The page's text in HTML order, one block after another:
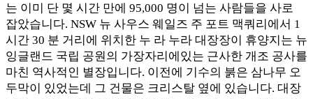
는 이미 단 몇 시간 만에 95,000 명이 넘는 사람들을 사로
잡았습니다. NSW 뉴 사우스 웨일즈 주 포트 맥쿼리에서 1
시간 30 분 거리에 위치한 누 라 누라 대장장이 휴양지는 뉴
잉글랜드 국립 공원의 가장자리에있는 근사한 개조 공사를
마친 역사적인 별장입니다. 이전에 기수의 붉은 삼나무 오
두막이 있었는데 그 건물은 크리스탈 옆에 있습니다. 대장